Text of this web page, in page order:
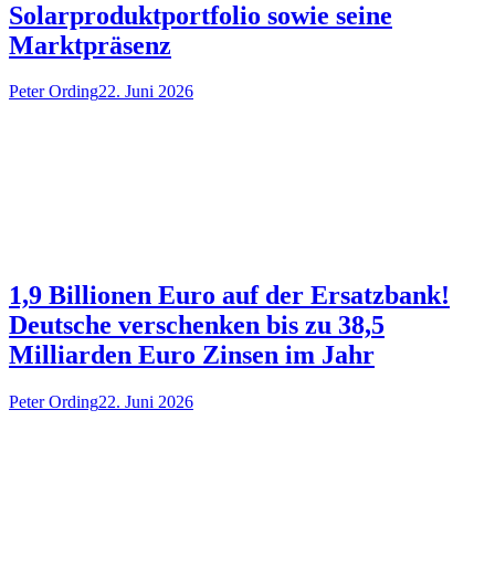
Solarproduktportfolio sowie seine
Marktpräsenz
Peter Ording22. Juni 2026
1,9 Billionen Euro auf der Ersatzbank!
Deutsche verschenken bis zu 38,5
Milliarden Euro Zinsen im Jahr
Peter Ording22. Juni 2026